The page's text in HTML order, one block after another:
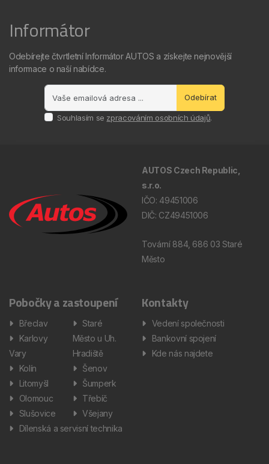
Informátor
Odebírejte čtvrtletní Informátor AUTOS a získejte nejnovější
informace o naší nabídce.
Odebírat
Souhlasím se zpracováním osobních údajů.
AUTOS Czech Republic,
s.r.o.
IČO: 49451006
DIČ: CZ49451006
Tovární 884, 686 03 Staré
Město
Pobočky a zastoupení
Břeclav
Karlovy
Vary
Kolín
Litomyšl
Olomouc
Slušovice
Staré
Město u Uh.
Hradiště
Šenov
Šumperk
Třebíč
Všejany
Dílenská a servisní technika
Kontakty
Vedení společnosti
Bankovní spojení
Kde nás najdete